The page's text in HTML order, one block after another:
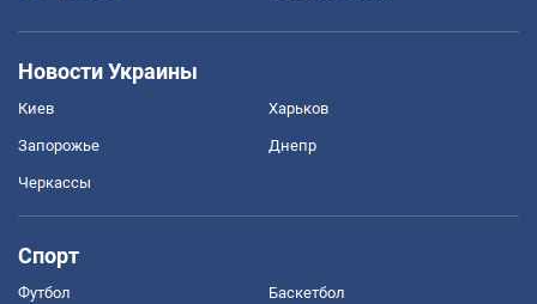
Новости Украины
Киев Харьков
Запорожье Днепр
Черкассы
Спорт
Футбол Баскетбол